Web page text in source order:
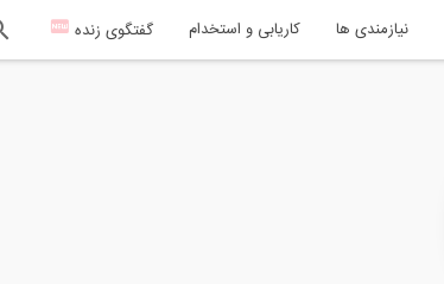
نیازمندی ها کاریابی و استخدام گفتگوی زنده